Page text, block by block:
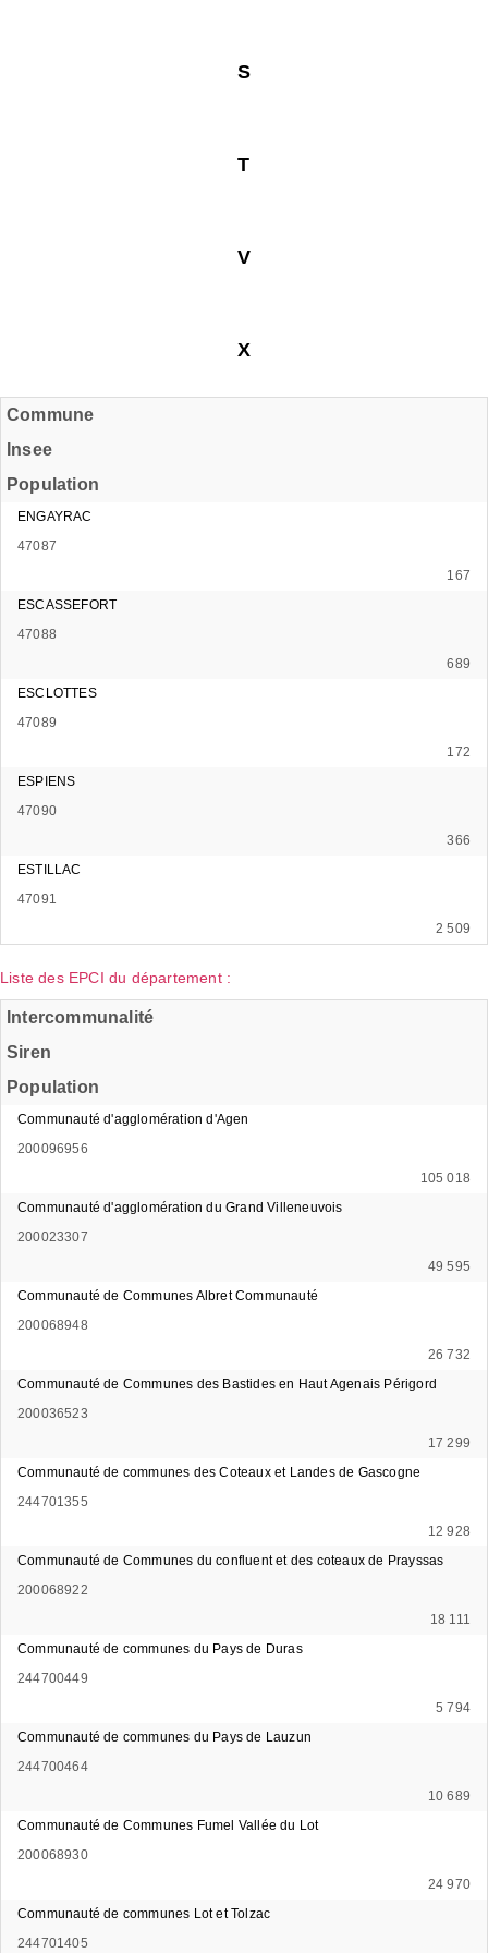
S
T
V
X
Commune
Insee
Population
ENGAYRAC
47087
167
ESCASSEFORT
47088
689
ESCLOTTES
47089
172
ESPIENS
47090
366
ESTILLAC
47091
2 509
Liste des EPCI du département :
Intercommunalité
Siren
Population
Communauté d'agglomération d'Agen
200096956
105 018
Communauté d'agglomération du Grand Villeneuvois
200023307
49 595
Communauté de Communes Albret Communauté
200068948
26 732
Communauté de Communes des Bastides en Haut Agenais Périgord
200036523
17 299
Communauté de communes des Coteaux et Landes de Gascogne
244701355
12 928
Communauté de Communes du confluent et des coteaux de Prayssas
200068922
18 111
Communauté de communes du Pays de Duras
244700449
5 794
Communauté de communes du Pays de Lauzun
244700464
10 689
Communauté de Communes Fumel Vallée du Lot
200068930
24 970
Communauté de communes Lot et Tolzac
244701405